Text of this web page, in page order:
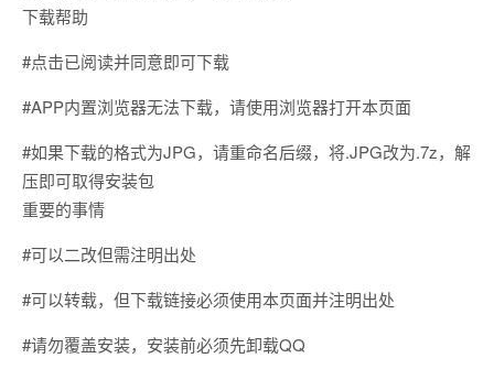
下载帮助
#点击已阅读并同意即可下载
#APP内置浏览器无法下载，请使用浏览器打开本页面
#如果下载的格式为JPG，请重命名后缀，将.JPG改为.7z，解
压即可取得安装包
重要的事情
#可以二改但需注明出处
#可以转载，但下载链接必须使用本页面并注明出处
#请勿覆盖安装，安装前必须先卸载QQ